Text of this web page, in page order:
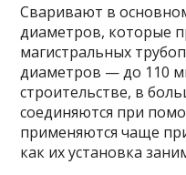
Сваривают в
диаметров, которые
магистральных
диаметров — до 110
строительстве, в
соединяются при
применяются чаще
как их установка